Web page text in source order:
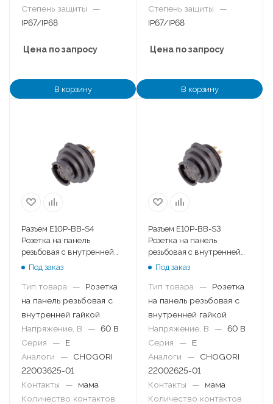
Степень защиты
—
IP67/IP68
Цена по запросу
В корзину
Степень защиты
—
IP67/IP68
Цена по запросу
В корзину
Разъем E10P-BB-S4
Розетка на панель
резьбовая с внутренней
гайкой
Под заказ
Тип товара —
Розетка
на панель резьбовая с
внутренней гайкой
Напряжение, В
— 60 В
Серия
—
E
Аналоги
—
CHOGORI
22003625-01
Контакты
—
мама
Количество контактов
Разъем E10P-BB-S3
Розетка на панель
резьбовая с внутренней
гайкой
Под заказ
Тип товара —
Розетка
на панель резьбовая с
внутренней гайкой
Напряжение, В
— 60 В
Серия
—
E
Аналоги
—
CHOGORI
22002625-01
Контакты
—
мама
Количество контактов